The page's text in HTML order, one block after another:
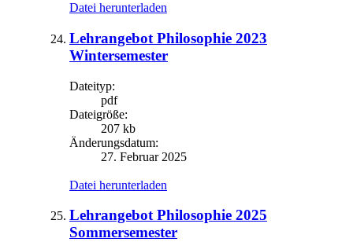
Datei herunterladen
Lehrangebot Philosophie 2023
Wintersemester
Dateityp:
pdf
Dateigröße:
207 kb
Änderungsdatum:
27. Februar 2025
Datei herunterladen
Lehrangebot Philosophie 2025
Sommersemester